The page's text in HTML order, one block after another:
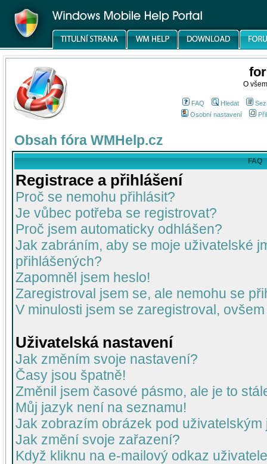
O
FAQ Hledat
Osobní nastavení
Obsah fóra WMHelp.cz
FAQ
Registrace a přihlášení
Proč se nemohu přihlásit?
Je vůbec potřeba se registrovat?
Proč jsem automaticky odhlášen?
Jak zabráním, aby se moje uživatelské
přihlášených?
Zapomněl jsem heslo!
Zaregistroval jsem se, ale nemohu se
V minulosti jsem se zaregistroval,
Uživatelská nastavení
Jak změním svoje nastavení?
Časy jsou špatně!
Změnil jsem časové pásmo, ale je to
Můj jazyk není na seznamu!
Jak zobrazím obrázek pod uživatelským
Jak změní svoje zařazení?
Když kliknu na e-mailový odkaz